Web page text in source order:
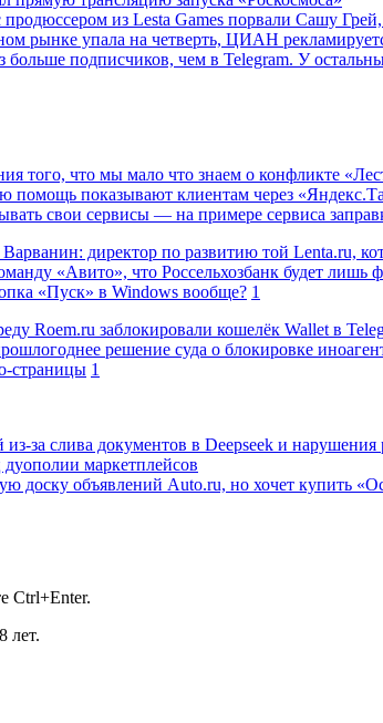
продюссером из Lesta Games порвали Сашу
рынке упала на четверть, ЦИАН
подписчиков, чем в Telegram. У
того, что мы мало что знаем о конфликте
помощь показывают клиентам через
свои сервисы — на примере сервиса
директор по развитию той Lenta.ru,
«Авито», что Россельхозбанк будет
«Пуск» в Windows вообще? 1
Roem.ru заблокировали кошелёк Wallet в
решение суда о блокировке
страницы 1
из-за слива документов в Deepseek и
дуополии маркетплейсов
доску объявлений Auto.ru, но хочет купить
Ctrl+Enter.
лет.